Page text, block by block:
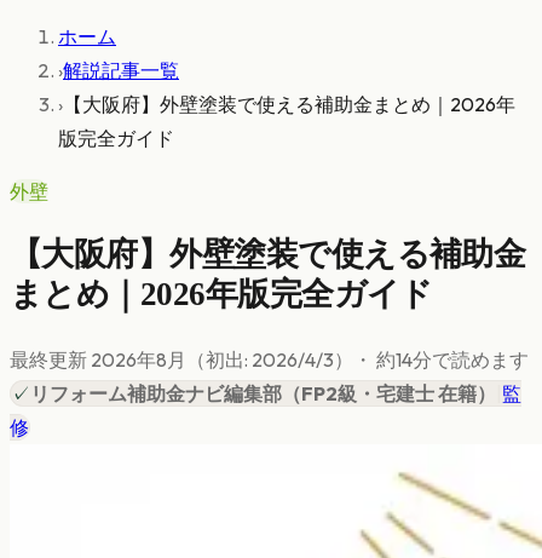
ホーム
›解説記事一覧
› 【大阪府】外壁塗装で使える補助金まとめ｜2026年
版完全ガイド
外壁
【大阪府】外壁塗装で使える補助金
まとめ｜2026年版完全ガイド
最終更新 2026年8月 （初出: 2026/4/3） ・ 約14分で読めます
✓ リフォーム補助金ナビ編集部 （FP2級・宅建士 在籍）
監
修